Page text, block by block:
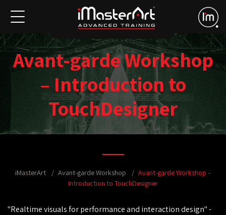
Avant-garde Workshop
– Introduction to
TouchDesigner
iMasterArt Avant-garde Workshop
Avant-garde Workshop –
Introduction to TouchDesigner
"Realtime visuals for performance and interaction design" -